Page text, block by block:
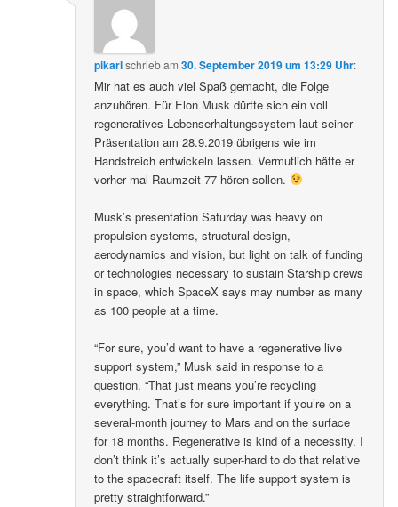
pikarlschriebam30. September 2019 um 13:29 Uhr:
Mir hat es auch viel Spaß gemacht, die Folge
anzuhören. Für Elon Musk dürfte sich ein voll
regeneratives Lebenserhaltungssystem laut seiner
Präsentation am 28.9.2019 übrigens wie im
Handstreich entwickeln lassen. Vermutlich hätte er
vorher mal Raumzeit 77 hören sollen.
Musk’s presentation Saturday was heavy on
propulsion systems, structural design,
aerodynamics and vision, but light on talk of funding
or technologies necessary to sustain Starship crews
in space, which SpaceX says may number as many
as 100 people at a time.
“For sure, you’d want to have a regenerative live
support system,” Musk said in response to a
question. “That just means you’re recycling
everything. That’s for sure important if you’re on a
several-month journey to Mars and on the surface
for 18 months. Regenerative is kind of a necessity. I
don’t think it’s actually super-hard to do that relative
to the spacecraft itself. The life support system is
pretty straightforward.”